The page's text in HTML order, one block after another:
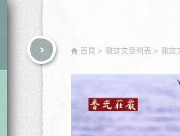
首頁 雜誌文章列表 雜誌